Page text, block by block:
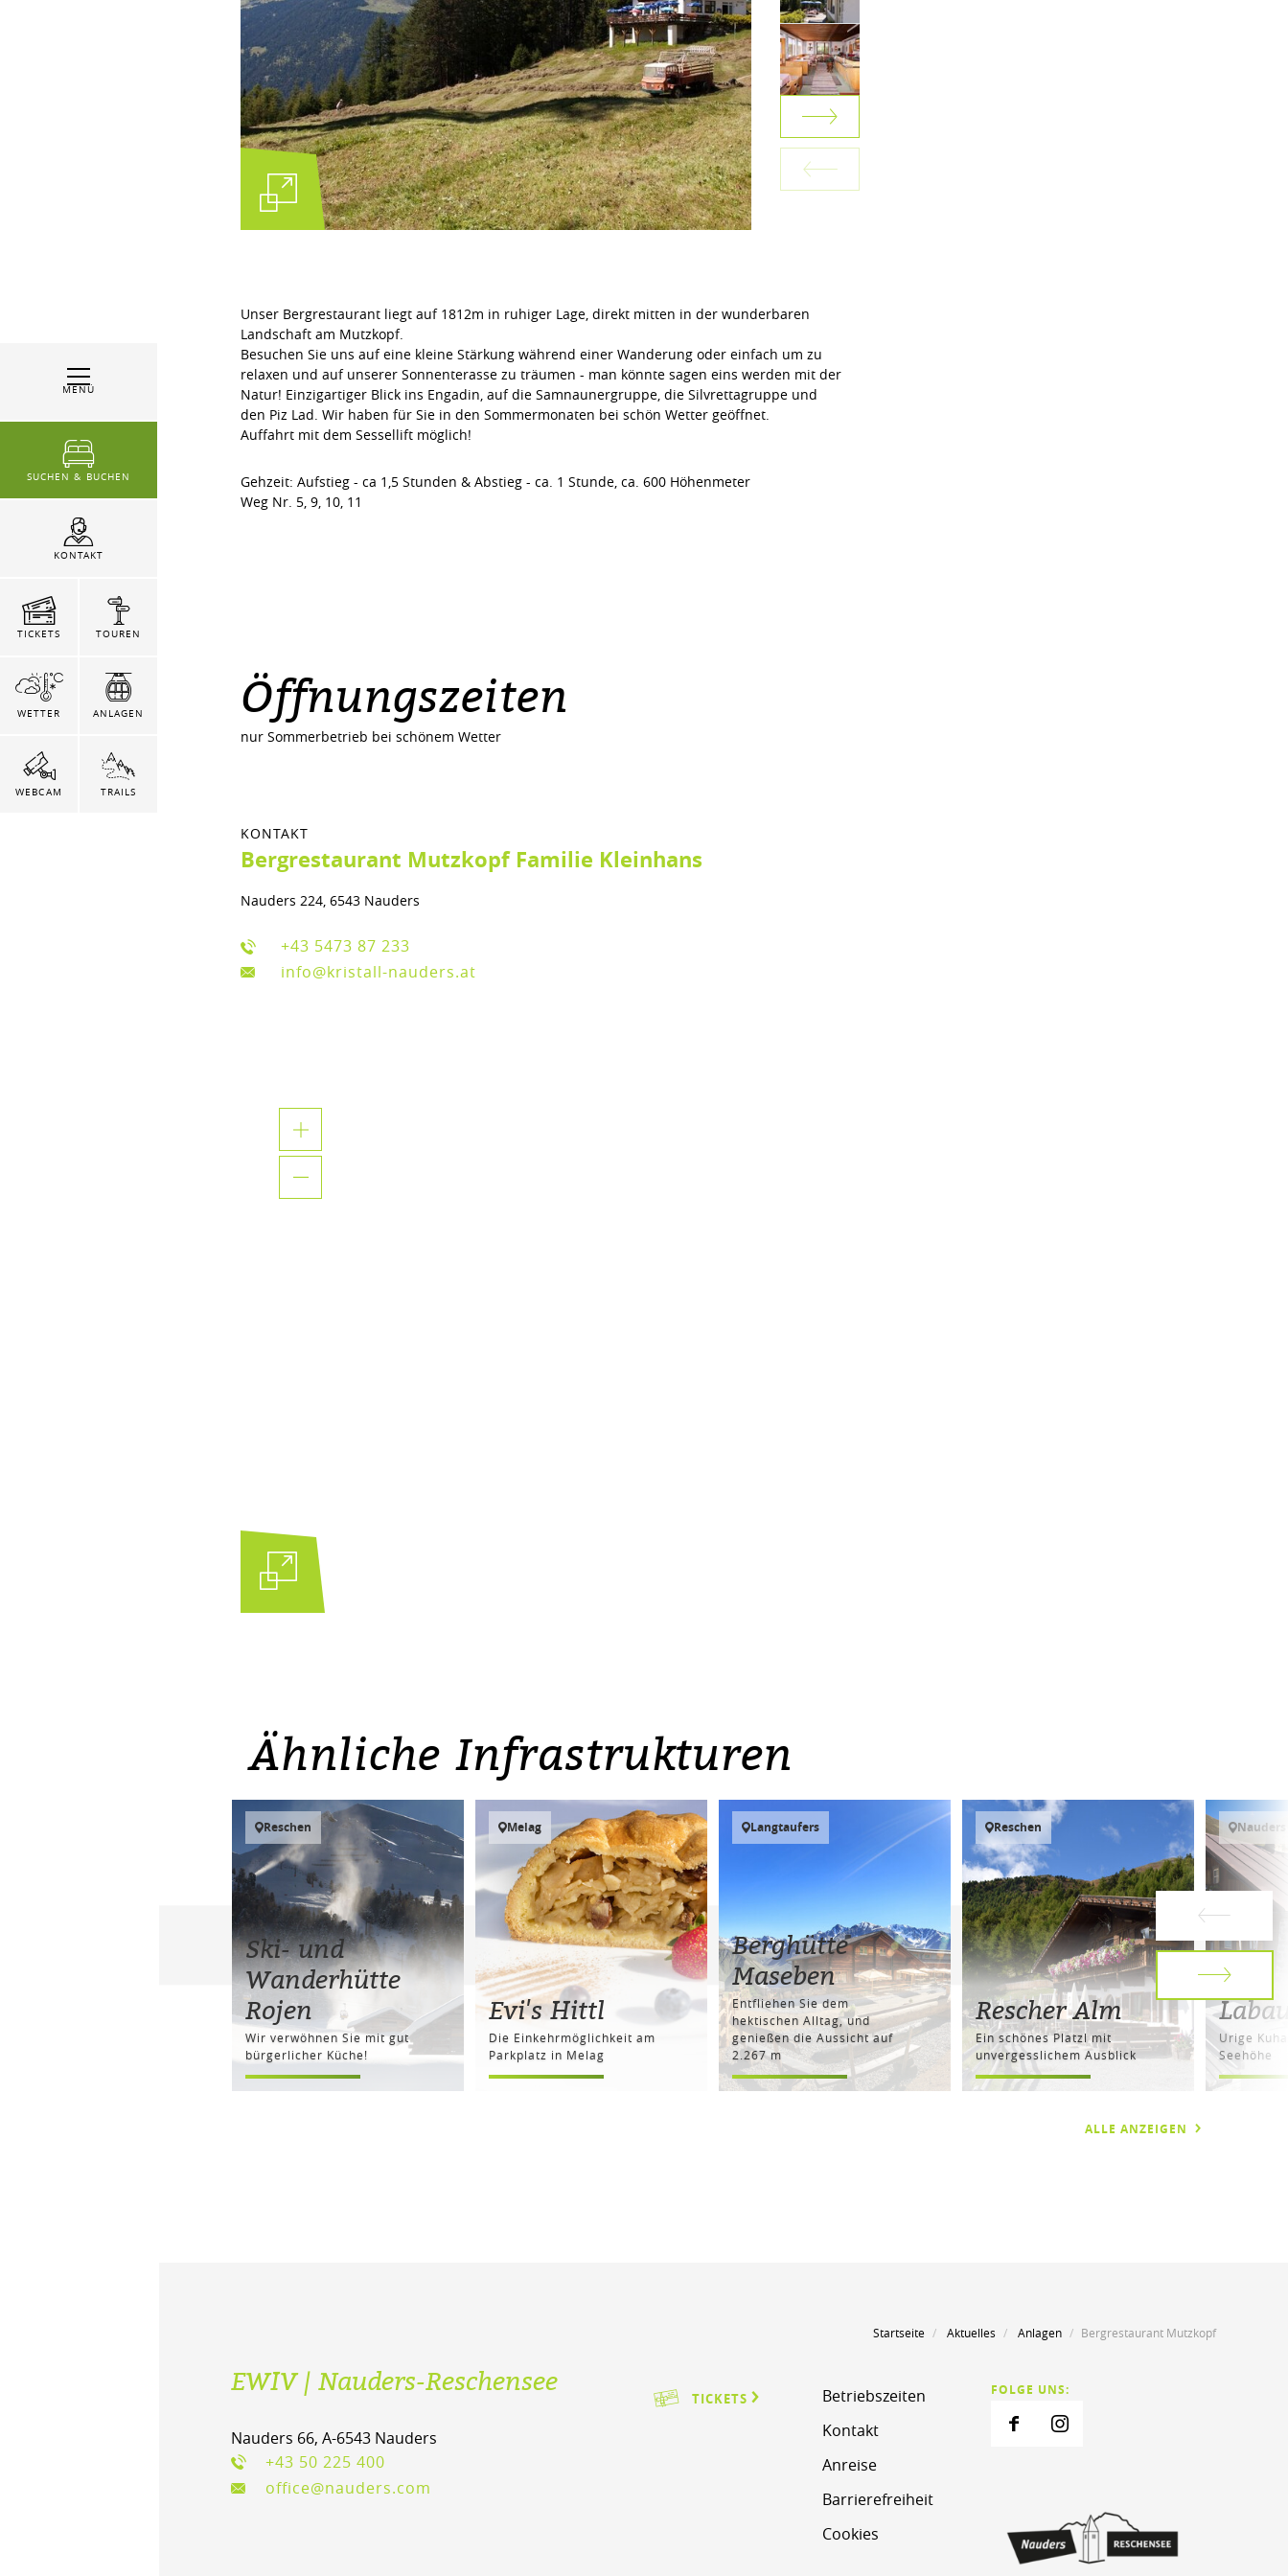
MENÜ
SUCHEN & BUCHEN
KONTAKT
TICKETS TOUREN
WETTER ANLAGEN
WEBCAM TRAILS
Unser Bergrestaurant liegt auf 1812m in ruhiger Lage, direkt mitten in der wunderbaren
Landschaft am Mutzkopf.
Besuchen Sie uns auf eine kleine Stärkung während einer Wanderung oder einfach um zu
relaxen und auf unserer Sonnenterasse zu träumen - man könnte sagen eins werden mit der
Natur! Einzigartiger Blick ins Engadin, auf die Samnaunergruppe, die Silvrettagruppe und
den Piz Lad. Wir haben für Sie in den Sommermonaten bei schön Wetter geöffnet.
Auffahrt mit dem Sessellift möglich!
Gehzeit: Aufstieg - ca 1,5 Stunden & Abstieg - ca. 1 Stunde, ca. 600 Höhenmeter
Weg Nr. 5, 9, 10, 11
Öffnungszeiten
nur Sommerbetrieb bei schönem Wetter
KONTAKT
Bergrestaurant Mutzkopf Familie Kleinhans
Nauders 224, 6543 Nauders
+43 5473 87 233
info@kristall-nauders.at
Ähnliche Infrastrukturen
Reschen
Ski- und
Wanderhütte
Rojen
Wir verwöhnen Sie mit gut
bürgerlicher Küche!
Melag
Evi's Hittl
Die Einkehrmöglichkeit am
Parkplatz in Melag
Langtaufers
Berghütte
Maseben
Entfliehen Sie dem
hektischen Alltag, und
genießen die Aussicht auf
2.267 m
Reschen
Rescher Alm
Ein schönes Platzl mit
unvergesslichem Ausblick
Nauders
Urige
Seehöhe
ALLE ANZEIGEN
Startseite Aktuelles Anlagen Bergrestaurant Mutzkopf
EWIV | Nauders-Reschensee
Nauders 66, A-6543 Nauders
+43 50 225 400
office@nauders.com
TICKETS
Betriebszeiten
Kontakt
Anreise
Barrierefreiheit
Cookies
FOLGE UNS: